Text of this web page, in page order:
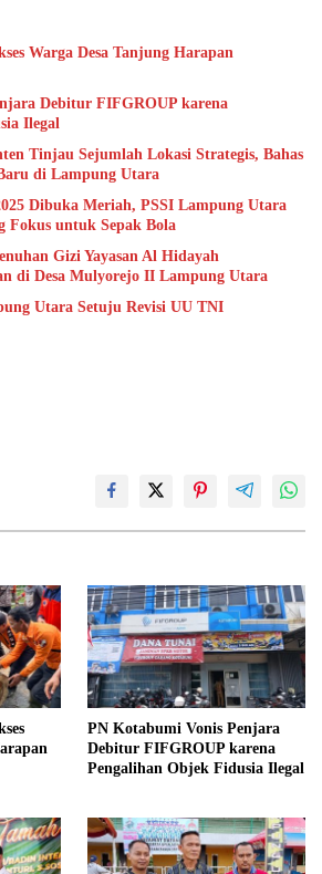
Warga Desa Tanjung Harapan
Debitur FIFGROUP karena
Ilegal
Tinjau Sejumlah Lokasi Strategis, Bahas
di Lampung Utara
Dibuka Meriah, PSSI Lampung Utara
Fokus untuk Sepak Bola
Gizi Yayasan Al Hidayah
di Desa Mulyorejo II Lampung Utara
Utara Setuju Revisi UU TNI
PN Kotabumi Vonis Penjara
Debitur FIFGROUP karena
Pengalihan Objek Fidusia Ilegal